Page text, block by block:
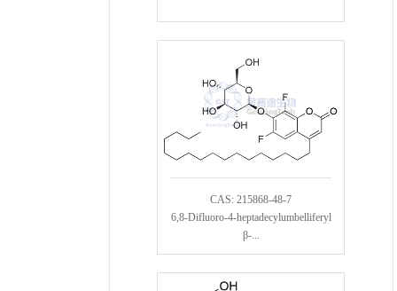
CAS: 215868-48-7
6,8-Difluoro-4-heptadecylumbelliferyl
β-...